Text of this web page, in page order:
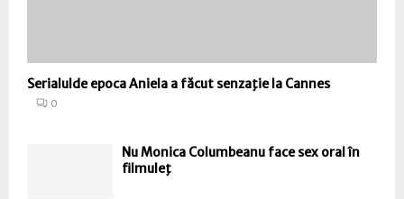
Serialulde epoca Aniela a făcut senzaţie la Cannes
0
Nu Monica Columbeanu face sex oral în
filmuleţ